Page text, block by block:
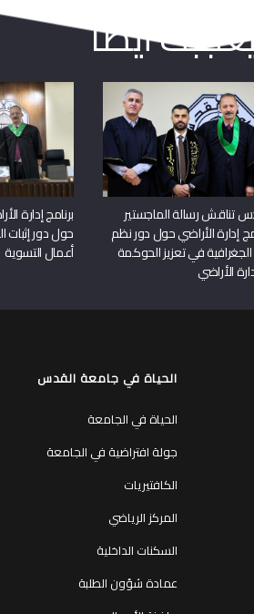
أيضا
تناقش رسالة الماجستير
إدارة الأراضي حول دور نظم
في تعزيز الحوكمة
الأراضي
برنامج إدارة
حول دور إثبات
أعمال التسوية
الحياة في جامعة القدس
الحياة في الجامعة
جولة افتراضية في الجامعة
الكافتيريات
المركز الرياضي
السكنات الداخلية
عمادة شؤون الطلبة